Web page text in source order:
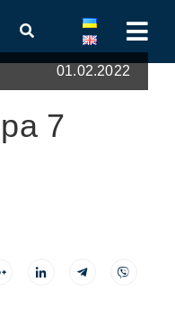
01.02.2022
7